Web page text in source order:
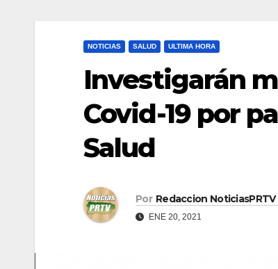
NOTICIAS SALUD ULTIMA HORA
Investigarán
Covid-19 por
Salud
Por Redaccion NoticiasPRTV
ENE 20, 2021